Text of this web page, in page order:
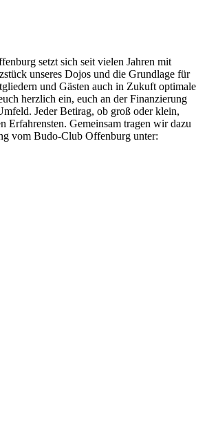
setzt sich seit vielen Jahren mit
unseres Dojos und die Grundlage für
und Gästen auch in Zukuft optimale
herzlich ein, euch an der Finanzierung
Jeder Betirag, ob groß oder klein,
Erfahrensten. Gemeinsam tragen wir dazu
vom Budo-Club Offenburg unter: